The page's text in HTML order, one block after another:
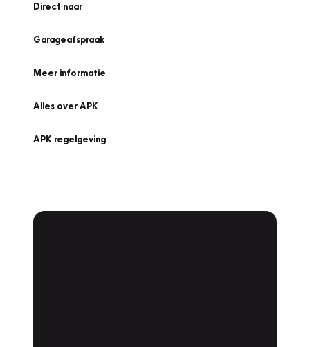
Direct naar
Garageafspraak
Meer informatie
Alles over APK
APK regelgeving